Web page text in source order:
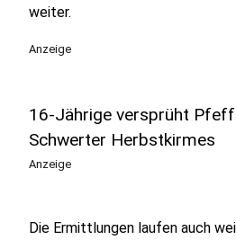
weiter.
Anzeige
16-Jährige versprüht
Schwerter Herbstkirmes
Anzeige
Die Ermittlungen laufen auch